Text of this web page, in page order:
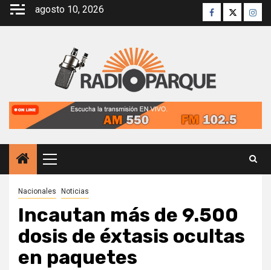
Saltar
agosto 10, 2026 Facebook
Twitter
Menú
principal
Nacionales Noticias
Incautan más de 9.500
dosis de éxtasis ocultas
en paquetes